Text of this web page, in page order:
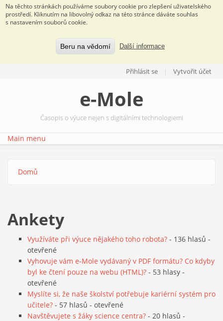
Na těchto stránkách používáme soubory cookie pro zlepšení uživatelského
prostředí. Kliknutím na libovolný odkaz na této stránce dáváte souhlas
s nastavením souborů cookie.
Beru na vědomí Další informace
Přihlásit se Vytvořit účet
e-Mole
Časopis o výuce nejen s digitálními technologiemi
Main menu
Jste zde
Domů
Ankety
Využíváte při výuce nějakého toho robota? - 136 hlasů -
otevřené
Vyhovuje vám e-Mole vydávaný v PDF formátu? Co kdyby
byl ke čtení pouze na webu (HTML)? - 53 hlasy -
otevřené
Myslíte si, že naše školství potřebuje kariérní systém pro
učitele? - 57 hlasů - otevřené
Navštěvujete s žáky science centra? - 20 hlasů -